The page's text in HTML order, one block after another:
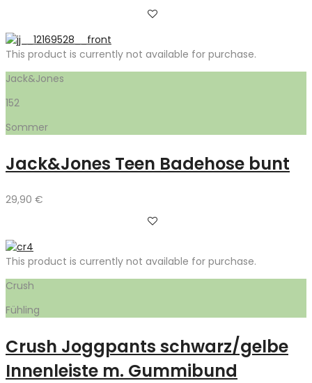
This product is currently not available for purchase.
Jack&Jones
152
Sommer
Jack&Jones Teen Badehose bunt
29,90 €
This product is currently not available for purchase.
Crush
Fühling
Crush Joggpants schwarz/gelbe
Innenleiste m. Gummibund